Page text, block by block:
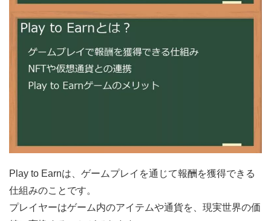
Play to Earnは、ゲームプレイを通じて報酬を獲得できる
仕組みのことです。
プレイヤーはゲーム内のアイテムや通貨を、現実世界の価